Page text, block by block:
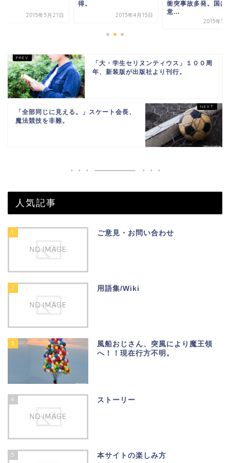
2015年5月21日
得。
2015年4月15日
衝突事故多発。国は
意...
2015年5
「大・学生セリヌンティウス」１００周
年、新装版が出版社より刊行。
「全部同じに見える。」スケート会長、
魔法競技を非難。
人気記事
1 ご意見・お問い合わせ
2 用語集/Wiki
3
風船おじさん、突風により魔王領
へ！！現在行方不明。
4 ストーリー
5 本サイトの楽しみ方